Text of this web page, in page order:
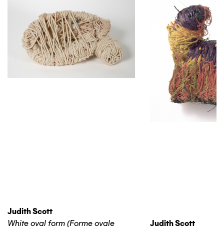
Judith Scott
White oval form (Forme ovale
Judith Scott